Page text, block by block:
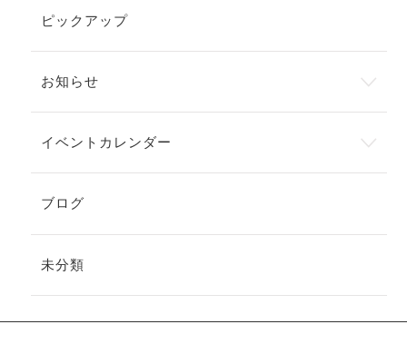
ピックアップ
お知らせ
イベントカレンダー
ブログ
未分類